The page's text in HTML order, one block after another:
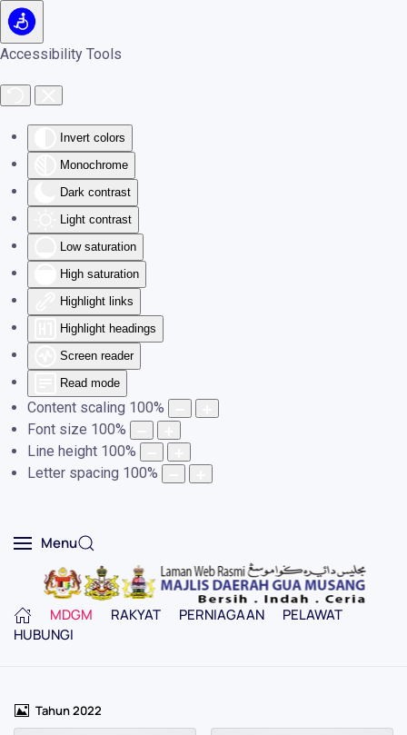
Accessibility Tools
Invert colors
Monochrome
Dark contrast
Light contrast
Low saturation
High saturation
Highlight links
Highlight headings
Screen reader
Read mode
Content scaling 100%
Font size 100%
Line height 100%
Letter spacing 100%
Skip to main content
Menu
MDGM RAKYAT PERNIAGAAN
PELAWAT
HUBUNGI
Imej
Tahun 2022